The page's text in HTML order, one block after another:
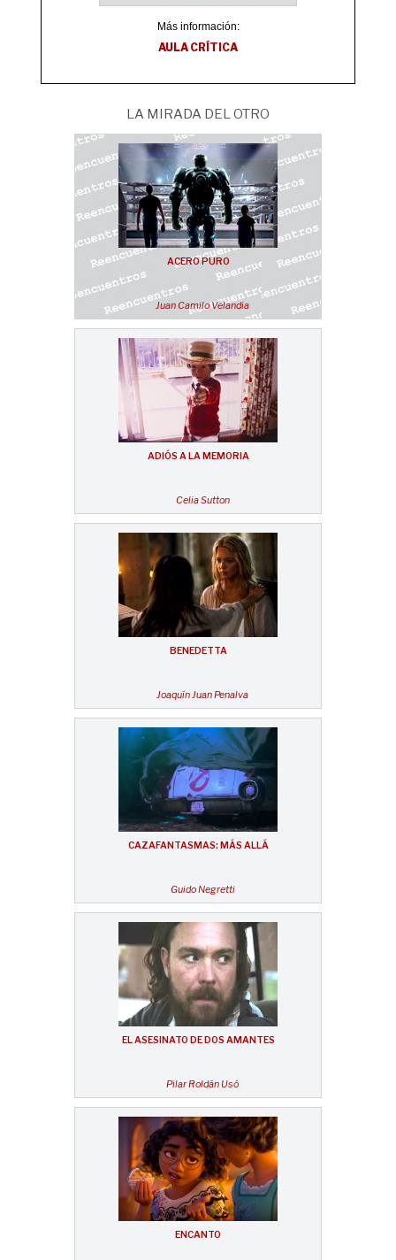
Más información:
AULA CRÍTICA
LA MIRADA DEL OTRO
ACERO PURO
Juan Camilo Velandia
ADIÓS A LA MEMORIA
Celia Sutton
BENEDETTA
Joaquín Juan Penalva
CAZAFANTASMAS: MÁS ALLÁ
Guido Negretti
EL ASESINATO DE DOS AMANTES
Pilar Roldán Usó
ENCANTO